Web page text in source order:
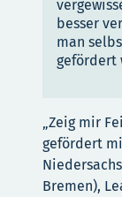
besser
man
gefördert
„Zeig mir
gefördert
Bremen),